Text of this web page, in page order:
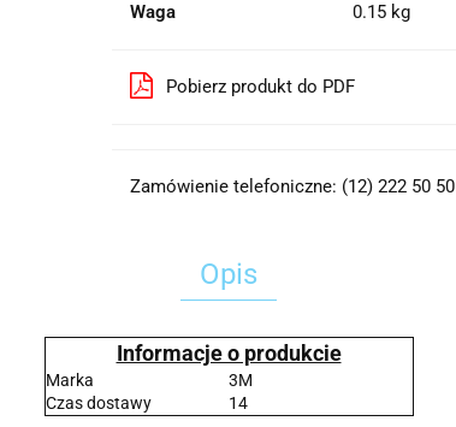
Waga 0.15 kg
Pobierz produkt do PDF
Zamówienie telefoniczne: (12) 222 50 50
Opis
Informacje o produkcie
Marka
3M
Czas dostawy
14